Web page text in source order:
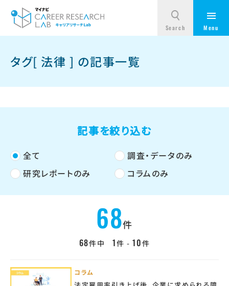
タグ[ 法律 ] の記事一覧
記事を絞り込む
全て
調査・データのみ
研究レポートのみ
コラムのみ
68件
68件中 1件 -10件
コラム